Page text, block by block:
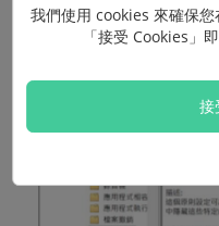
介面中間的「原則設定
我們使用 cookies 來確保
「接受 Cookies」
接